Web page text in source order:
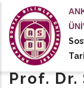
içeriğe
atla
actions
Prof. Dr.